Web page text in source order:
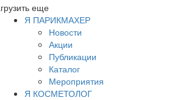
еще
Я ПАРИКМАХЕР
Новости
Акции
Публикации
Каталог
Мероприятия
Я КОСМЕТОЛОГ